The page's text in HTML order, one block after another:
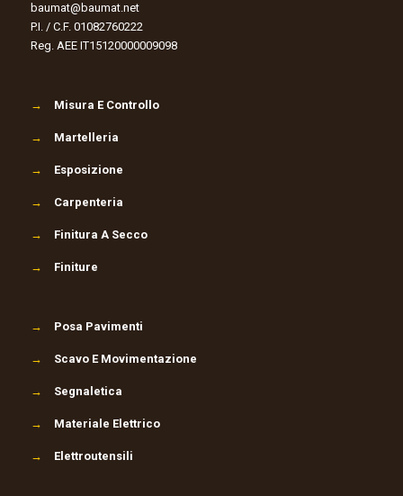
baumat@baumat.net
P.I. / C.F. 01082760222
Reg. AEE IT15120000009098
→ Misura E Controllo
→ Martelleria
→ Esposizione
→ Carpenteria
→ Finitura A Secco
→ Finiture
→ Posa Pavimenti
→ Scavo E Movimentazione
→ Segnaletica
→ Materiale Elettrico
→ Elettroutensili